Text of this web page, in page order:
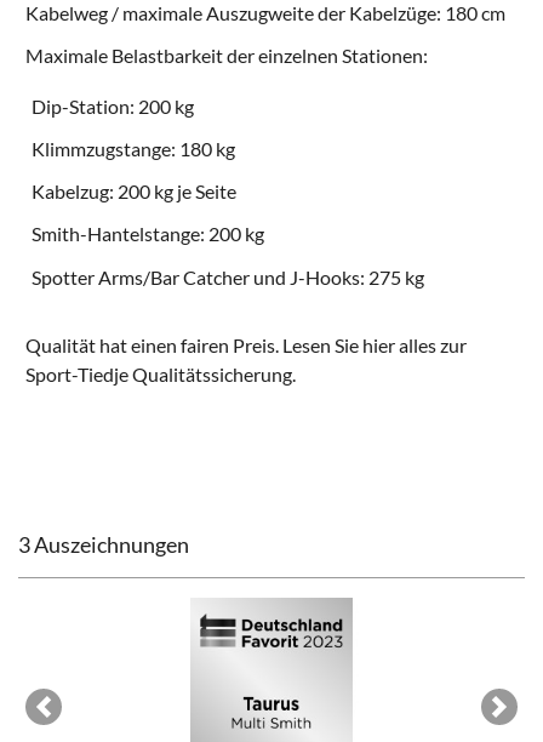
Kabelweg / maximale Auszugweite der Kabelzüge: 180 cm
Maximale Belastbarkeit der einzelnen Stationen:
Dip-Station: 200 kg
Klimmzugstange: 180 kg
Kabelzug: 200 kg je Seite
Smith-Hantelstange: 200 kg
Spotter Arms/Bar Catcher und J-Hooks: 275 kg
Qualität hat einen fairen Preis. Lesen Sie hier alles zur
Sport-Tiedje Qualitätssicherung.
3 Auszeichnungen
Previous Next